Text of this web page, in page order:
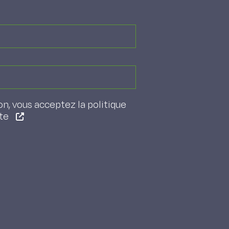
vous acceptez la politique